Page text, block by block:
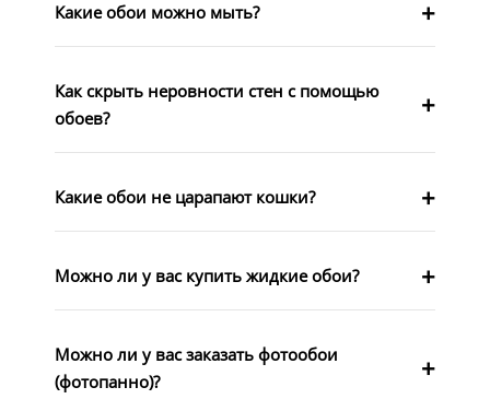
Какие обои можно мыть?
Как скрыть неровности стен с помощью
обоев?
Какие обои не царапают кошки?
Можно ли у вас купить жидкие обои?
Можно ли у вас заказать фотообои
(фотопанно)?